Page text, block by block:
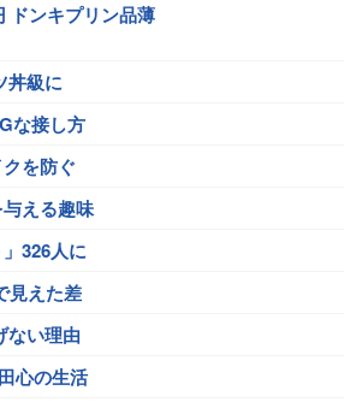
ドンキプリン品薄
丼級に
な接し方
を防ぐ
える趣味
」326人に
見えた差
ない理由
心の生活